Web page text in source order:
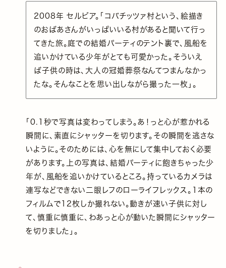
2008年 セルビア。「コバチッツァ村という、絵描き
のおばあさんがいっぱいいる村があると聞いて行っ
てきた旅。庭での結婚パーティのテント裏で、風船を
追いかけている少年がとても可愛かった。そういえ
ば子供の時は、大人の冠婚葬祭なんてつまんなかっ
たな。そんなことを思い出しながら撮った一枚」。
「0.1秒で写真は変わってしまう。あ！っと心が惹かれる
瞬間に、素直にシャッターを切ります。その瞬間を逃さな
いように。そのためには、心を無にして集中しておく必要
があります。上の写真は、結婚パーティに飽きちゃった少
年が、風船を追いかけているところ。持っているカメラは
連写などできない二眼レフのローライフレックス。1本の
フィルムで12枚しか撮れない。動きが速い子供に対し
て、慎重に慎重に、わあっと心が動いた瞬間にシャッター
を切りました」。